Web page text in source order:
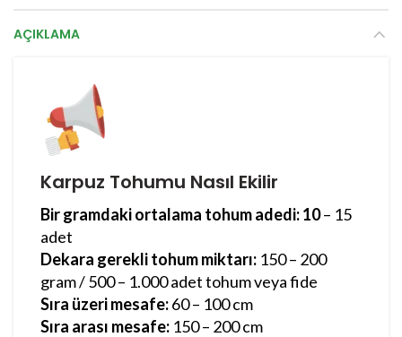
AÇIKLAMA
Karpuz Tohumu Nasıl Ekilir
Bir gramdaki ortalama tohum adedi: 10– 15
adet
Dekara gerekli tohum miktarı: 150 – 200
gram / 500 – 1.000 adet tohum veya fide
Sıra üzeri mesafe:60 – 100 cm
Sıra arası mesafe: 150 – 200 cm